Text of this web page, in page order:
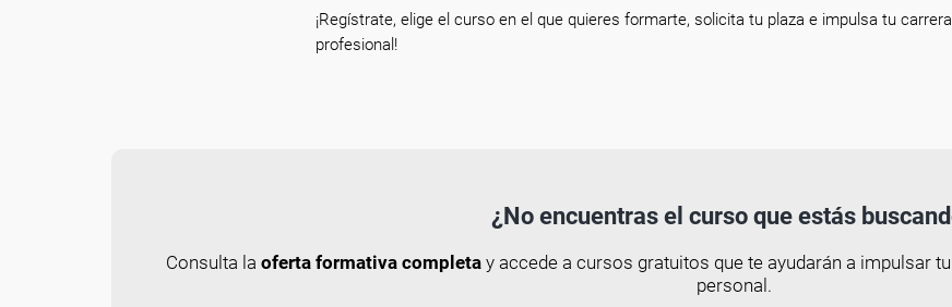
¡Regístrate, elige el curso en el que quieres formarte, solicita tu plaza e impulsa tu carrera
profesional!
¿No encuentras el curso que estás
Consulta la oferta formativa completay accede a cursos gratuitos que te ayudarán a impulsar
personal.